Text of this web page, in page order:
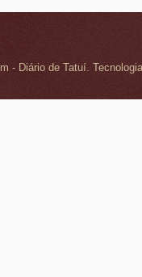
- Diário de Tatuí.